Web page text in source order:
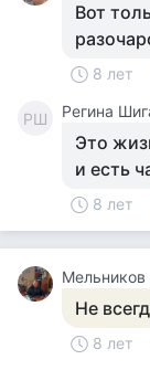
Вот
8 лет
РШ Регина
Это
и есть
8 лет
Мельников
Не
8 лет